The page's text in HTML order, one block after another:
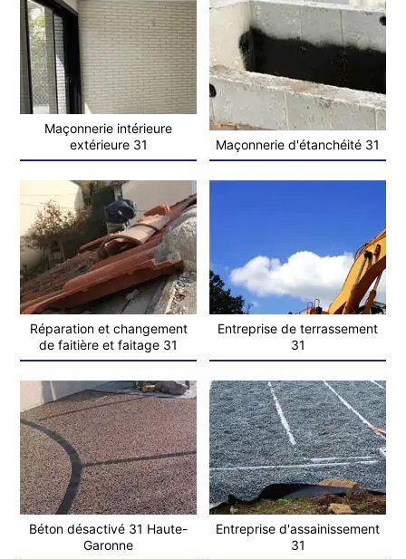
Maçonnerie intérieure
extérieure 31
Maçonnerie d'étanchéité 31
Réparation et changement
de faitière et faitage 31
Entreprise de terrassement
31
Béton désactivé 31 Haute-
Garonne
Entreprise d'assainissement
31